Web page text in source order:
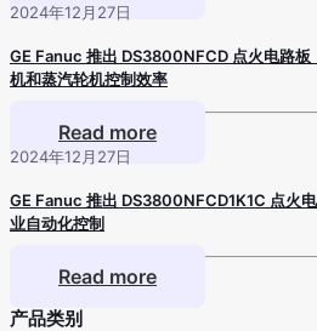
2024年12月27日
GE Fanuc 推出 DS3800NFCD 点火电路板
机和蒸汽轮机控制效率
Read more
2024年12月27日
GE Fanuc 推出 DS3800NFCD1K1C 点火
业自动化控制
Read more
产品类别